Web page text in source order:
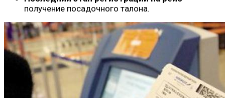
получение посадочного талона.